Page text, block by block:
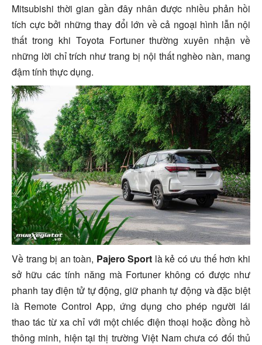
Mitsubishi thời gian gần đây nhân được nhiều phản hồi
tích cực bởi những thay đổi lớn về cả ngoại hình lẫn nội
thất trong khi Toyota Fortuner thường xuyên nhận về
những lời chỉ trích như trang bị nội thất nghèo nàn, mang
đậm tính thực dụng.
Về trang bị an toàn, Pajero Sport là kẻ có ưu thế hơn khi
sở hữu các tính năng mà Fortuner không có được như
phanh tay điện tử tự động, giữ phanh tự động và đặc biệt
là Remote Control App, ứng dụng cho phép người lái
thao tác từ xa chỉ với một chiếc điện thoại hoặc đồng hồ
thông minh, hiện tại thị trường Việt Nam chưa có đối thủ